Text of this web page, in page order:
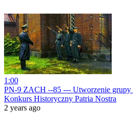
1:00
PN-9 ZACH --85 --- Utworzenie grupy
Konkurs Historyczny Patria Nostra
2 years ago